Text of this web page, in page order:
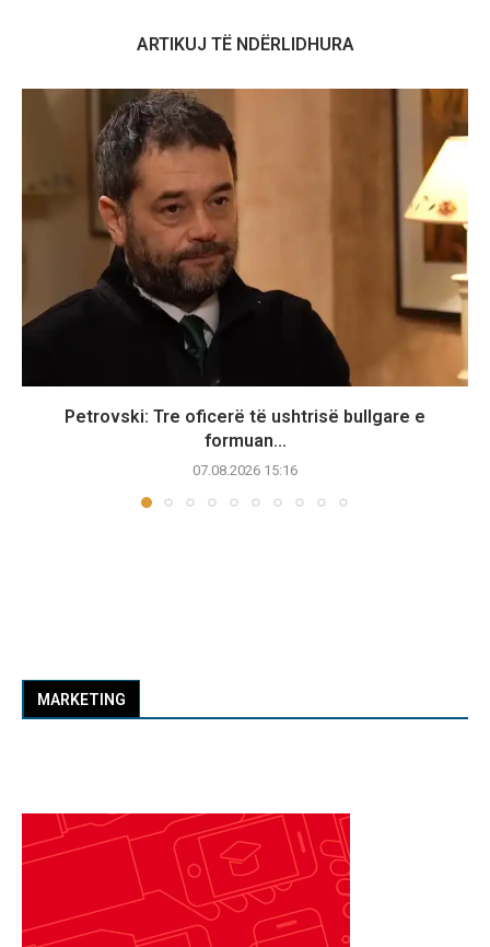
ARTIKUJ TË NDËRLIDHURA
Petrovski: Tre oficerë të ushtrisë bullgare e
formuan...
07.08.2026 15:16
MARKETING